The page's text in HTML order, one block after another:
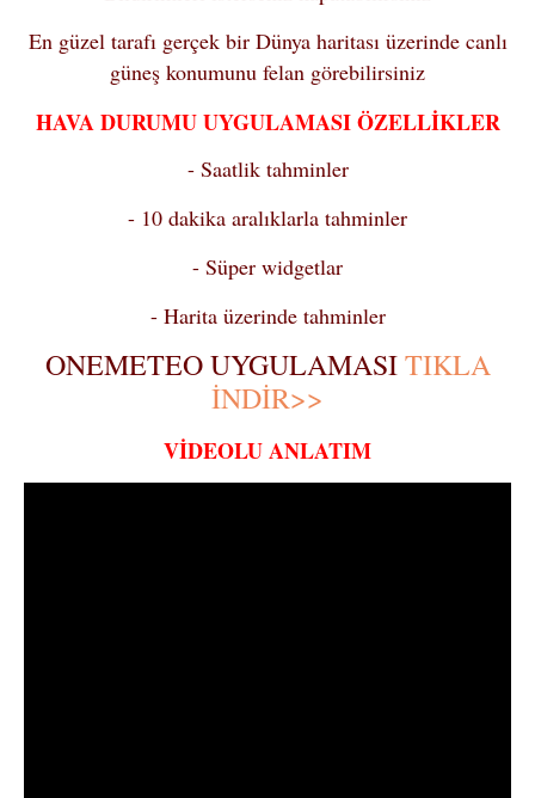
En güzel tarafı gerçek bir Dünya haritası üzerinde canlı
güneş konumunu felan görebilirsiniz
HAVA DURUMU UYGULAMASI ÖZELLİKLER
- Saatlik tahminler
- 10 dakika aralıklarla tahminler
- Süper widgetlar
- Harita üzerinde tahminler
ONEMETEO UYGULAMASITIKLA
İNDİR>>
VİDEOLU ANLATIM